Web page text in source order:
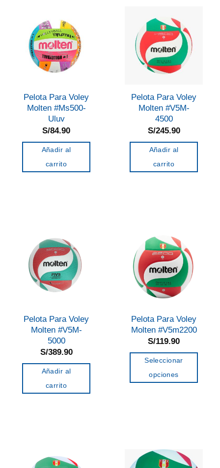
Pelota Para Voley
Molten #Ms500-
Uluv
S/84.90
Añadir al
carrito
Pelota Para Voley
Molten #V5M-
4500
S/245.90
Añadir al
carrito
Pelota Para Voley
Molten #V5M-
5000
S/389.90
Añadir al
carrito
Pelota Para Voley
Molten #V5m2200
S/119.90
Seleccionar
opciones
Las